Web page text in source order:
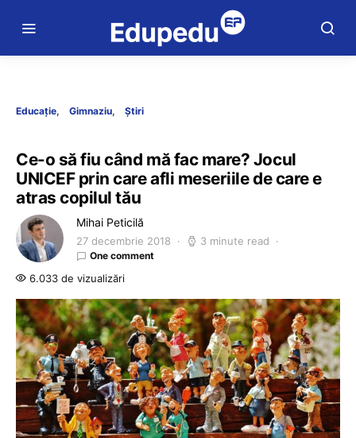
Educație Gimnaziu Știri
Ce-o să fiu când mă fac mare? Jocul
UNICEF prin care afli meseriile de care e
atras copilul tău
Mihai Peticilă
27 decembrie 2018 3 minute read
One comment
6.033 de vizualizări